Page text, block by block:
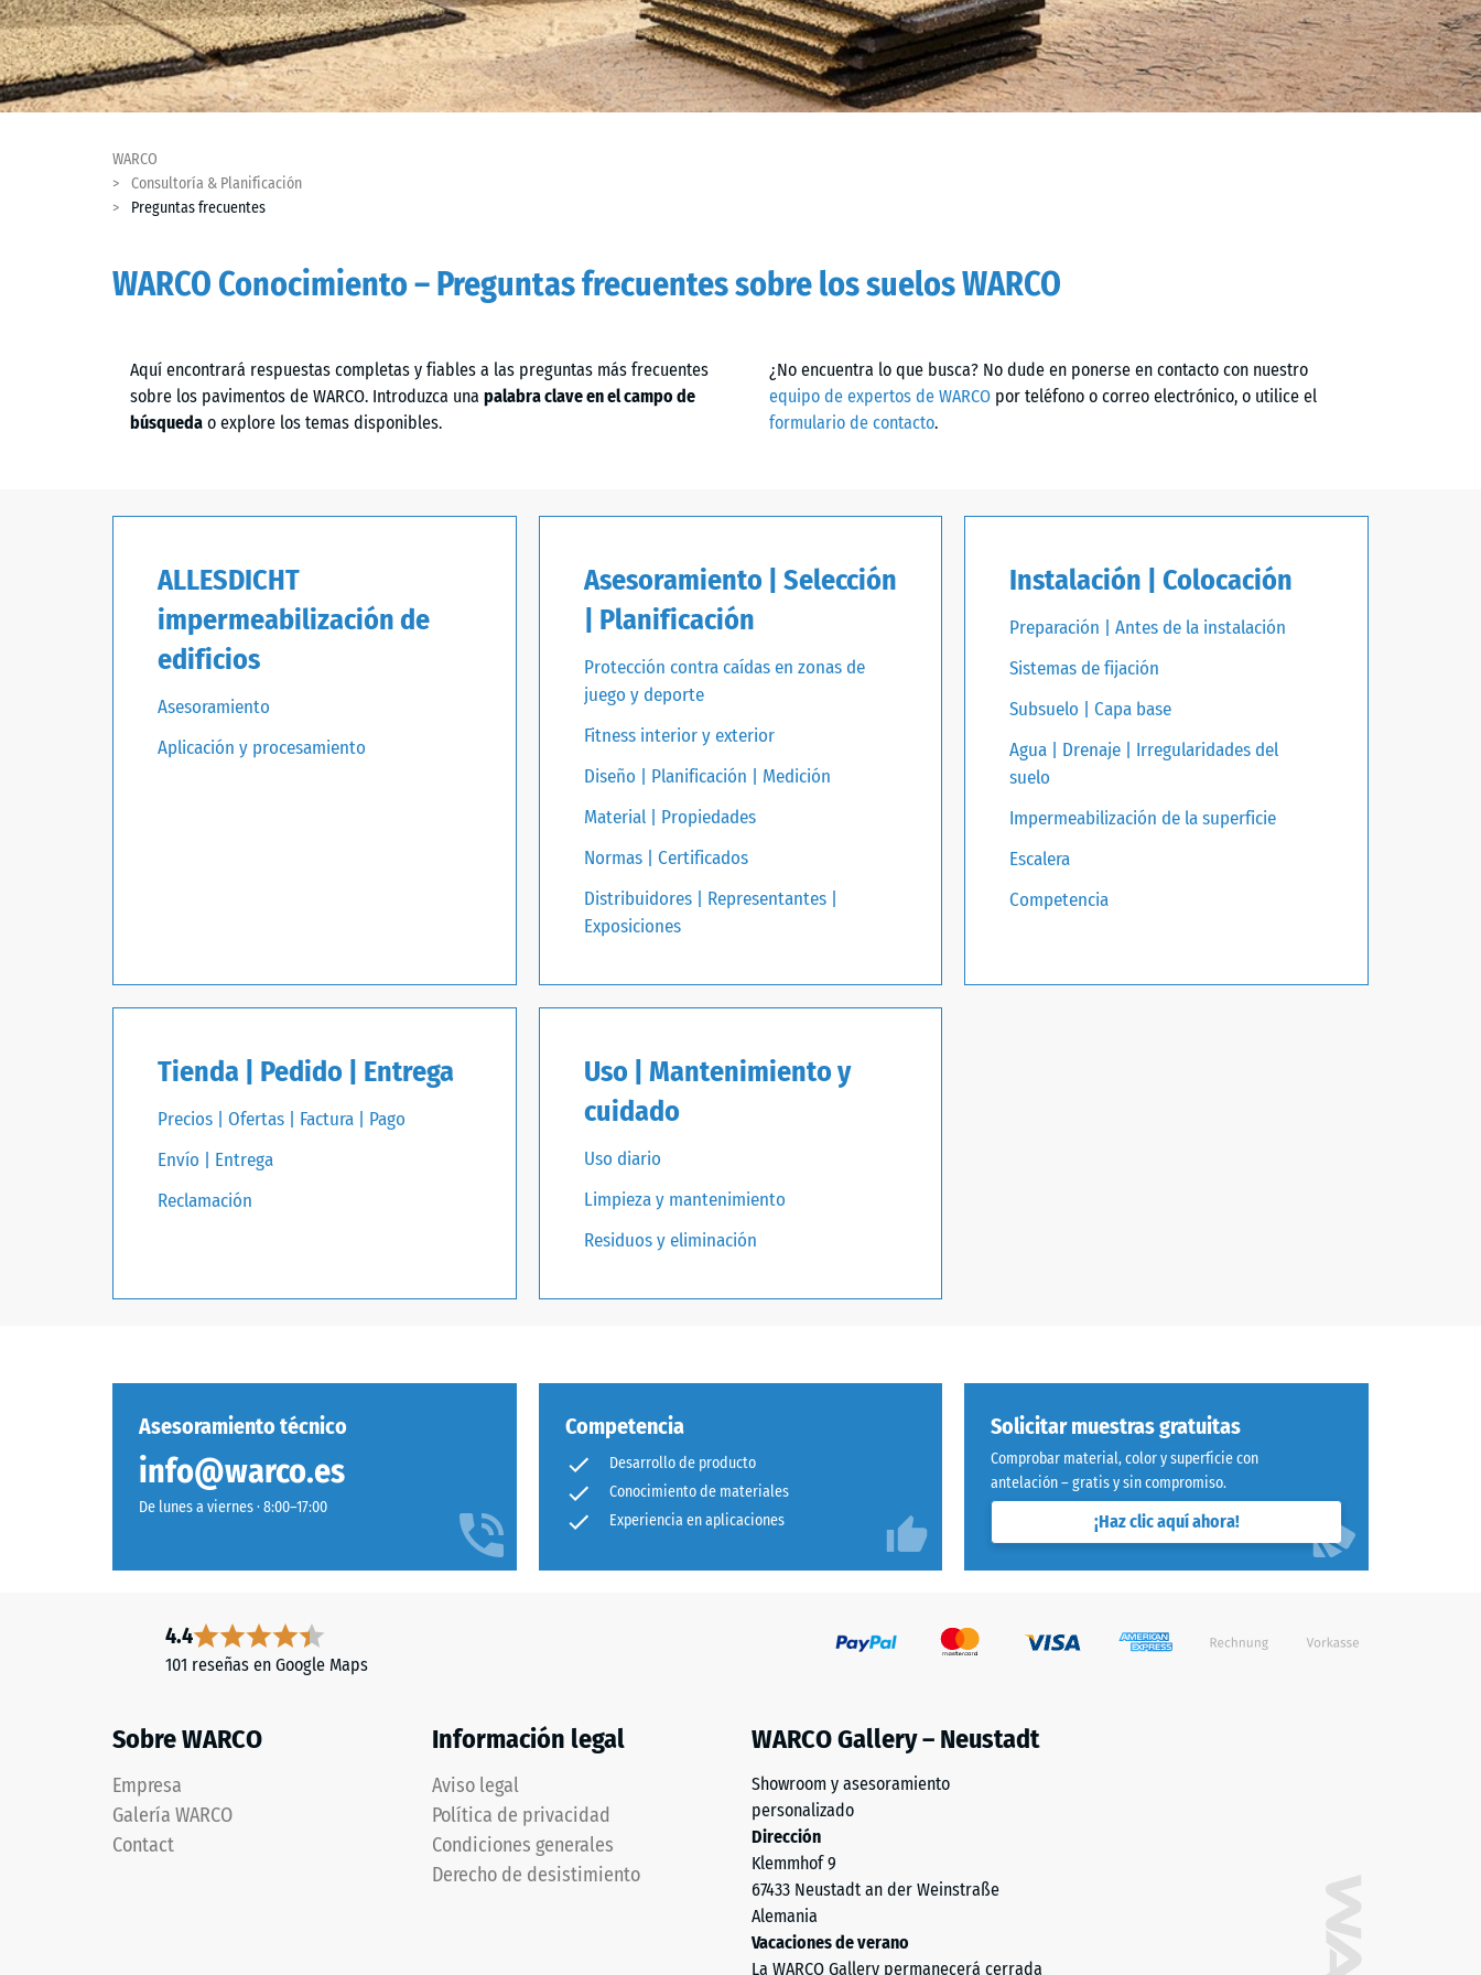
WARCO
Consultoría & Planificación
Preguntas frecuentes
WARCO Conocimiento – Preguntas frecuentes sobre los suelos WARCO
Aquí encontrará respuestas completas y fiables a las preguntas más frecuentes
sobre los pavimentos de WARCO. Introduzca una palabra clave en el campo de
búsqueda o explore los temas disponibles.
¿No encuentra lo que busca? No dude en ponerse en contacto con nuestro
equipo de expertos de WARCO por teléfono o correo electrónico, o utilice el
formulario de contacto.
ALLESDICHT
impermeabilización de
edificios
Asesoramiento
Aplicación y procesamiento
Asesoramiento | Selección
| Planificación
Protección contra caídas en zonas de
juego y deporte
Fitness interior y exterior
Diseño | Planificación | Medición
Material | Propiedades
Normas | Certificados
Distribuidores | Representantes |
Exposiciones
Instalación | Colocación
Preparación | Antes de la instalación
Sistemas de fijación
Subsuelo | Capa base
Agua | Drenaje | Irregularidades del
suelo
Impermeabilización de la superficie
Escalera
Competencia
Tienda | Pedido | Entrega
Precios | Ofertas | Factura | Pago
Envío | Entrega
Reclamación
Uso | Mantenimiento y
cuidado
Uso diario
Limpieza y mantenimiento
Residuos y eliminación
Asesoramiento técnico
info@warco.es
De lunes a viernes · 8:00–17:00
Competencia
Desarrollo de producto
Conocimiento de materiales
Experiencia en aplicaciones
Solicitar muestras gratuitas
Comprobar material, color y superficie con
antelación – gratis y sin compromiso.
¡Haz clic aquí ahora!
4.4
101 reseñas en Google Maps
Sobre WARCO
Empresa
Galería WARCO
Contact
Información legal
Aviso legal
Política de privacidad
Condiciones generales
Derecho de desistimiento
WARCO Gallery – Neustadt
Showroom y asesoramiento
personalizado
Dirección
Klemmhof 9
67433 Neustadt an der Weinstraße
Alemania
Vacaciones de verano
La WARCO Gallery permanecerá cerrada